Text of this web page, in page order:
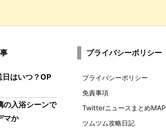
日はいつ？OP
の入浴シーンで
マか
プライバシーポリシー
プライバシーポリシー
免責事項
TwitterニュースまとめMAP
ツムツム攻略日記